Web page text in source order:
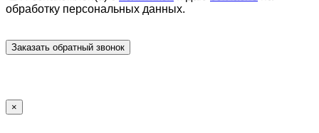
обработку персональных данных.
×